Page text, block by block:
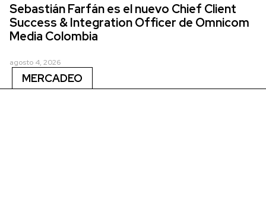
Sebastián Farfán es el nuevo Chief Client
Success & Integration Officer de Omnicom
Media Colombia
agosto 4, 2026
MERCADEO